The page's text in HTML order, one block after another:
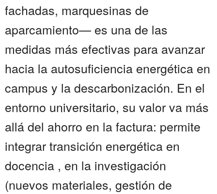
fachadas, marquesinas de
aparcamiento— es una de las
medidas más efectivas para avanzar
hacia la autosuficiencia energética en
campus y la descarbonización. En el
entorno universitario, su valor va más
allá del ahorro en la factura: permite
integrar transición energética en
docencia , en la investigación
(nuevos materiales, gestión de